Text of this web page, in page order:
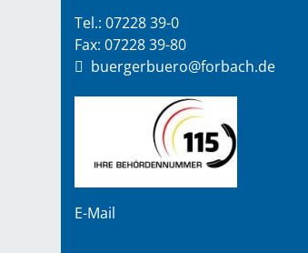
Tel.: 07228 39-0
Fax: 07228 39-80
buergerbuero@forbach.de
E-Mail